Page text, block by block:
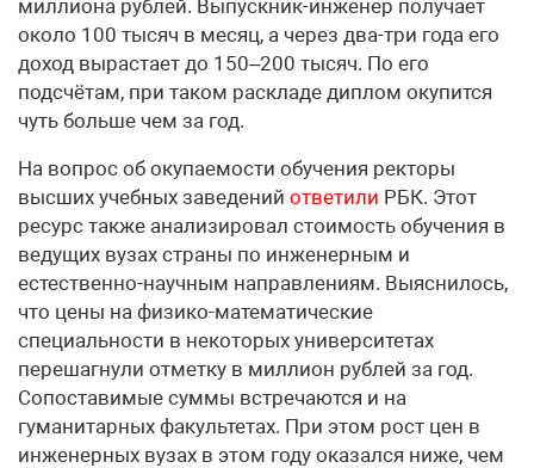
миллиона рублей. Выпускник-инженер получает
около 100 тысяч в месяц, а через два-три года его
доход вырастает до 150–200 тысяч. По его
подсчётам, при таком раскладе диплом окупится
чуть больше чем за год.
На вопрос об окупаемости обучения ректоры
высших учебных заведений ответили РБК. Этот
ресурс также анализировал стоимость обучения в
ведущих вузах страны по инженерным и
естественно-научным направлениям. Выяснилось,
что цены на физико-математические
специальности в некоторых университетах
перешагнули отметку в миллион рублей за год.
Сопоставимые суммы встречаются и на
гуманитарных факультетах. При этом рост цен в
инженерных вузах в этом году оказался ниже, чем